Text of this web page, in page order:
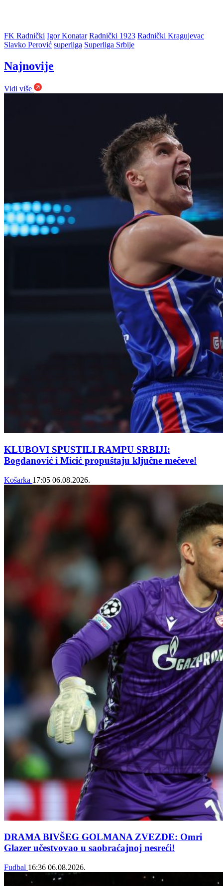
FK Radnički Igor Konatar Radnički 1923 Radnički Kragujevac
Slavko Perović superliga Superliga Srbije
Najnovije
Vidi više
KLUBOVI SPUSTILI RAMPU SRBIJI:
Bogdanović i Micić propuštaju ključne mečeve!
Košarka 17:05 06.08.2026.
DRAMA BIVŠEG GOLMANA ZVEZDE: Omri
Glazer učestvovao u saobraćajnoj nesreći!
Fudbal 16:36 06.08.2026.